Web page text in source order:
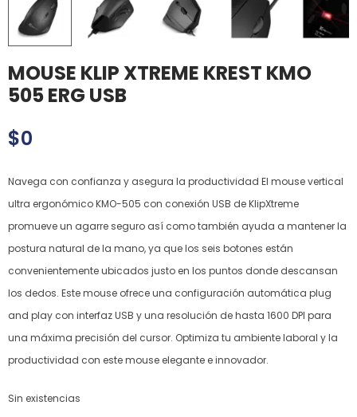
MOUSE KLIP XTREME KREST KMO
505 ERG USB
$0
Navega con confianza y asegura la productividad El mouse vertical
ultra ergonómico KMO-505 con conexión USB de KlipXtreme
promueve un agarre seguro así como también ayuda a mantener la
postura natural de la mano, ya que los seis botones están
convenientemente ubicados justo en los puntos donde descansan
los dedos. Este mouse ofrece una configuración automática plug
and play con interfaz USB y una resolución de hasta 1600 DPI para
una máxima precisión del cursor. Optimiza tu ambiente laboral y la
productividad con este mouse elegante e innovador.
Sin existencias